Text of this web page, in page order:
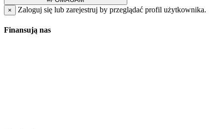
× Zaloguj się lub zarejestruj by przeglądać profil użytkownika.
Finansują nas